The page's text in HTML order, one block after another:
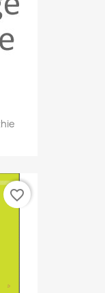
favorite_border